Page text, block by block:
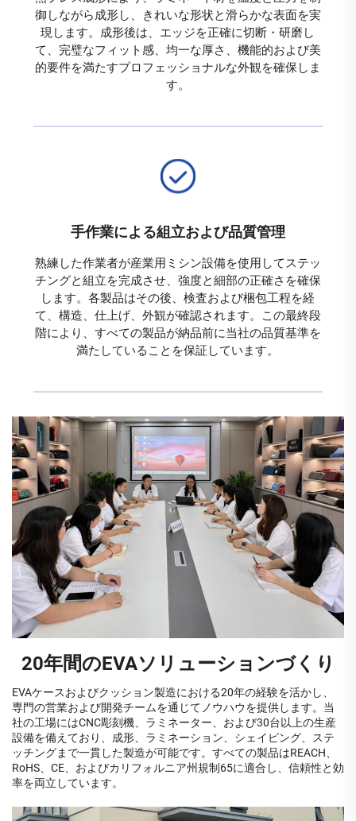
御しながら成形し、きれいな形状と滑らかな表面を実
現します。成形後は、エッジを正確に切断・研磨し
て、完璧なフィット感、均一な厚さ、機能的および美
的要件を満たすプロフェッショナルな外観を確保しま
す。
手作業による組立および品質管理
熟練した作業者が産業用ミシン設備を使用してステッ
チングと組立を完成させ、強度と細部の正確さを確保
します。各製品はその後、検査および梱包工程を経
て、構造、仕上げ、外観が確認されます。この最終段
階により、すべての製品が納品前に当社の品質基準を
満たしていることを保証しています。
20年間のEVAソリューションづくり
EVAケースおよびクッション製造における20年の経験を活かし、
専門の営業および開発チームを通じてノウハウを提供します。当
社の工場にはCNC彫刻機、ラミネーター、および30台以上の生産
設備を備えており、成形、ラミネーション、シェイピング、ステ
ッチングまで一貫した製造が可能です。すべての製品はREACH、
RoHS、CE、およびカリフォルニア州規制65に適合し、信頼性と効
率を両立しています。